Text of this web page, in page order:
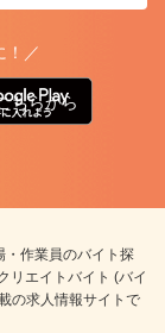
！／
ちらから
・作業員のバイト探
リエイトバイト (バイ
の求人情報サイトで